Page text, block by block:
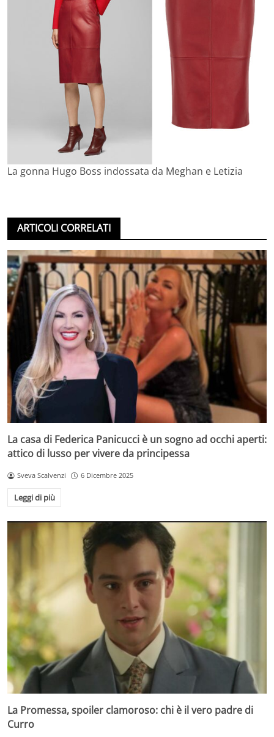
La gonna Hugo Boss indossata da Meghan e Letizia
ARTICOLI CORRELATI
La casa di Federica Panicucci è un sogno ad occhi aperti:
attico di lusso per vivere da principessa
Sveva Scalvenzi 6 Dicembre 2025
Leggi di più
La Promessa, spoiler clamoroso: chi è il vero padre di
Curro